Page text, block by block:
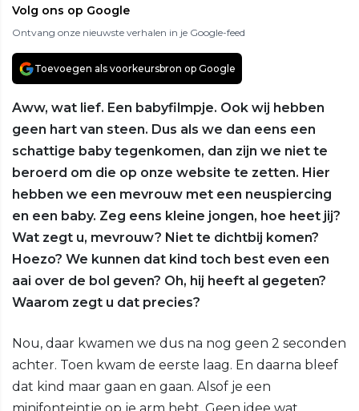
Volg ons op Google
Ontvang onze nieuwste verhalen in je Google-feed
Toevoegen als voorkeursbron op Google
Aww, wat lief. Een babyfilmpje. Ook wij hebben
geen hart van steen. Dus als we dan eens een
schattige baby tegenkomen, dan zijn we niet te
beroerd om die op onze website te zetten. Hier
hebben we een mevrouw met een neuspiercing
en een baby. Zeg eens kleine jongen, hoe heet jij?
Wat zegt u, mevrouw? Niet te dichtbij komen?
Hoezo? We kunnen dat kind toch best even een
aai over de bol geven? Oh, hij heeft al gegeten?
Waarom zegt u dat precies?
Nou, daar kwamen we dus na nog geen 2 seconden
achter. Toen kwam de eerste laag. En daarna bleef
dat kind maar gaan en gaan. Alsof je een